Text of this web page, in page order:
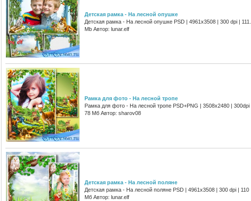
Детская рамка - На лесной опушке
Детская рамка - На лесной опушке PSD | 4961х3508 | 300 dpi |
Mb Автор: lunar.elf
Рамка для фото - На лесной тропе
Рамка для фото - На лесной тропе PSD+PNG | 3508x2480 | 300dpi
78 Мб Автор: sharov08
Детская рамка - На лесной поляне
Детская рамка - На лесной поляне PSD | 4961х3508 | 300 dpi | 110
Мб Автор: lunar.elf